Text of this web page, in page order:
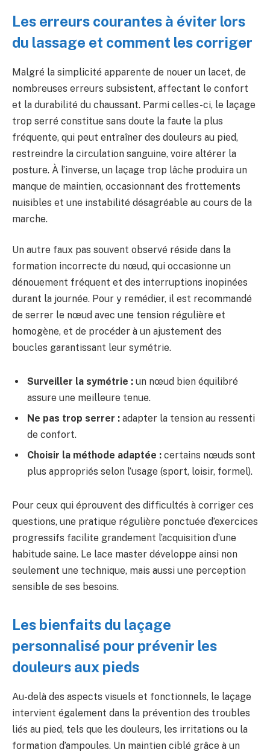
Les erreurs courantes à éviter lors
du lassage et comment les corriger
Malgré la simplicité apparente de nouer un lacet, de
nombreuses erreurs subsistent, affectant le confort
et la durabilité du chaussant. Parmi celles-ci, le laçage
trop serré constitue sans doute la faute la plus
fréquente, qui peut entraîner des douleurs au pied,
restreindre la circulation sanguine, voire altérer la
posture. À l’inverse, un laçage trop lâche produira un
manque de maintien, occasionnant des frottements
nuisibles et une instabilité désagréable au cours de la
marche.
Un autre faux pas souvent observé réside dans la
formation incorrecte du nœud, qui occasionne un
dénouement fréquent et des interruptions inopinées
durant la journée. Pour y remédier, il est recommandé
de serrer le nœud avec une tension régulière et
homogène, et de procéder à un ajustement des
boucles garantissant leur symétrie.
Surveiller la symétrie : un nœud bien équilibré
assure une meilleure tenue.
Ne pas trop serrer : adapter la tension au ressenti
de confort.
Choisir la méthode adaptée : certains nœuds sont
plus appropriés selon l’usage (sport, loisir, formel).
Pour ceux qui éprouvent des difficultés à corriger ces
questions, une pratique régulière ponctuée d’exercices
progressifs facilite grandement l’acquisition d’une
habitude saine. Le lace master développe ainsi non
seulement une technique, mais aussi une perception
sensible de ses besoins.
Les bienfaits du laçage
personnalisé pour prévenir les
douleurs aux pieds
Au-delà des aspects visuels et fonctionnels, le laçage
intervient également dans la prévention des troubles
liés au pied, tels que les douleurs, les irritations ou la
formation d’ampoules. Un maintien ciblé grâce à un